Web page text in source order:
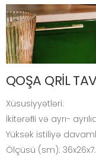
QOŞA QRİL
Xüsusiyyətləri:
İkitərəﬂi və ayrı-
Yüksək istiliyə
Ölçüsü (sm):